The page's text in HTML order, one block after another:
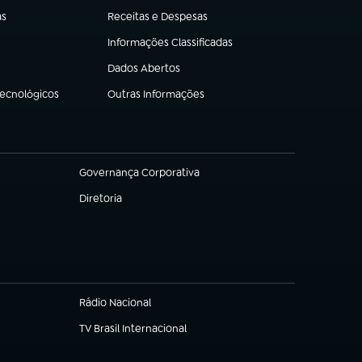
Receitas e Despesas
(abre em nova aba)
Informações Classificadas
(abre em nova aba)
Dados Abertos
(abre em nova aba)
Outras Informações
(abre em nova aba)
Governança Corporativa
(abre em nova aba)
Diretoria
(abre em nova aba)
Rádio Nacional
(abre em nova aba)
TV Brasil Internacional
(abre em nova aba)